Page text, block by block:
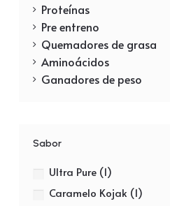
Proteínas
Pre entreno
Quemadores de grasa
Aminoácidos
Ganadores de peso
Sabor
Ultra Pure (1)
Caramelo Kojak (1)